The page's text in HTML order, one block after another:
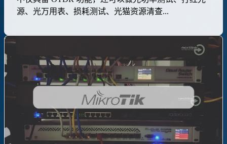
源、光万用表、损耗测试、光猫资源清查...